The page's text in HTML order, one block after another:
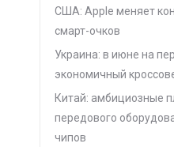
США: Apple меняет
смарт-очков
Украина: в июне на
экономичный
Китай: амбициозные
передового
чипов